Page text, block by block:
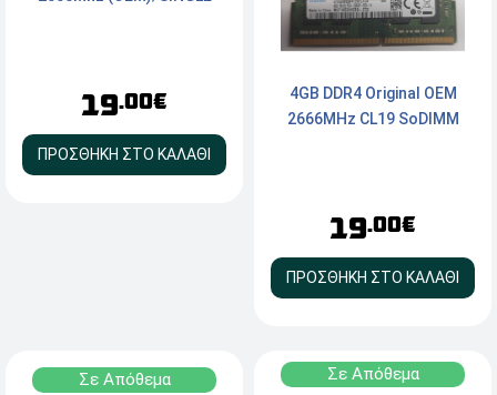
19.00€
ΠΡΟΣΘΗΚΗ ΣΤΟ ΚΑΛΑΘΙ
4GB DDR4 Original OEM
2666MHz CL19 SoDIMM
19.00€
ΠΡΟΣΘΗΚΗ ΣΤΟ ΚΑΛΑΘΙ
Σε Απόθεμα Σε Απόθεμα